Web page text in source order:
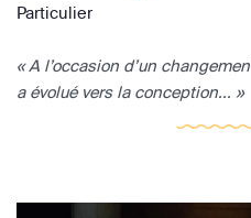
Particulier
« A l’occasion d’un
a évolué vers la conception... »